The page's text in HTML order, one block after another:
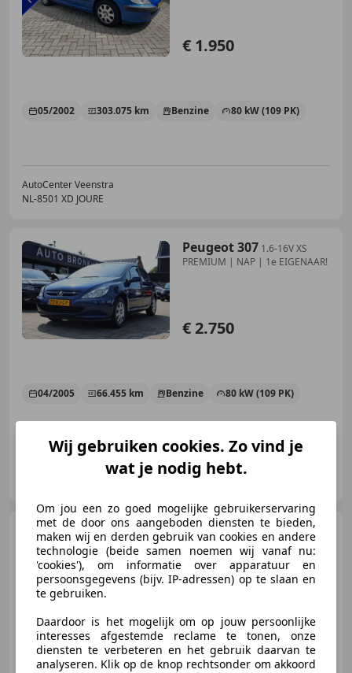
€ 1.950
05/2002 303.075 km Benzine 80 kW (109 PK)
AutoCenter Veenstra
NL-8501 XD JOURE
Peugeot 307 1.6-16V XS
PREMIUM | NAP | 1e EIGENAAR!
€ 2.750
04/2005 66.455 km Benzine 80 kW (109 PK)
Peugeot 307 CC 2.0-16V
Sport | AIRCO | CRUISE | PDC |
STOELVER
€ 1.749
Wij gebruiken cookies. Zo vind je
wat je nodig hebt.
Om jou een zo goed mogelijke gebruikerservaring
met de door ons aangeboden diensten te bieden,
maken wij en derden gebruik van cookies en andere
technologie (beide samen noemen wij vanaf nu:
'cookies'), om informatie over apparatuur en
persoonsgegevens (bijv. IP-adressen) op te slaan en
te gebruiken.
Daardoor is het mogelijk om op jouw persoonlijke
interesses afgestemde reclame te tonen, onze
diensten te verbeteren en het gebruik daarvan te
analyseren. Klik op de knop rechtsonder om akkoord